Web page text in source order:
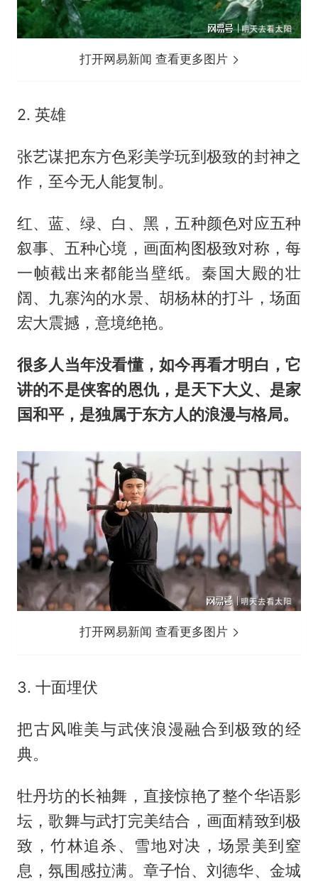
打开网易新闻 查看更多图片
2. 英雄
张艺谋把东方色彩美学玩到极致的封神之
作，至今无人能复制。
红、蓝、绿、白、黑，五种颜色对应五种
叙事、五种心境，画面构图极致对称，每
一帧截出来都能当壁纸。秦国大殿的壮
阔、九寨沟的水景、胡杨林的打斗，场面
宏大震撼，意境绝艳。
很多人当年没看懂，如今再看才明白，它
讲的不是侠客的恩仇，是天下大义、是家
国和平，是独属于东方人的浪漫与格局。
打开网易新闻 查看更多图片
3. 十面埋伏
把古风唯美与武侠浪漫融合到极致的经
典。
牡丹坊的长袖舞，直接惊艳了整个华语影
坛，歌舞与武打完美结合，画面精致到极
致，竹林追杀、雪地对决，场景美到窒
息，氛围感拉满。章子怡、刘德华、金城